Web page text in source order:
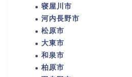
寝屋川市
河内長野市
松原市
大東市
和泉市
柏原市